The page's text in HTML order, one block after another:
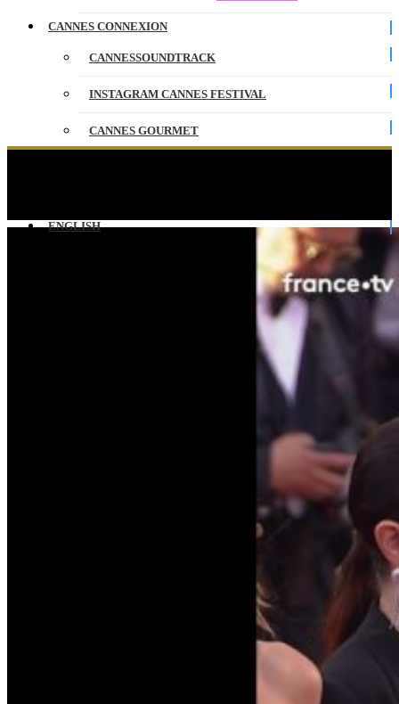
CANNES CONNEXION
CANNESSOUNDTRACK
INSTAGRAM CANNES FESTIVAL
CANNES GOURMET
ENGLISH